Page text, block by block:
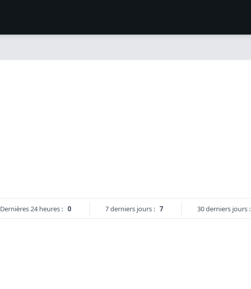
Dernières 24 heures : 0 7 derniers jours : 7 30 derniers jours :